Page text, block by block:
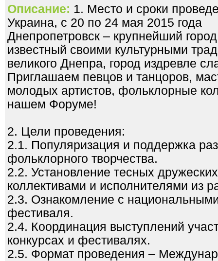
Описание: 1. Место и сроки
Украина, с 20 по 24 мая 2015 года
Днепропетровск – крупнейший
известный своими культурными
великого Днепра, город издревле
Приглашаем певцов и танцоров,
молодых артистов, фольклорные
нашем Форуме!
2. Цели проведения:
2.1. Популяризация и поддержка
фольклорного творчества.
2.2. Установление тесных
коллективами и исполнителями из
2.3. Ознакомление с
фестиваля.
2.4. Координация выступлений
конкурсах и фестивалях.
2.5. Формат проведения –